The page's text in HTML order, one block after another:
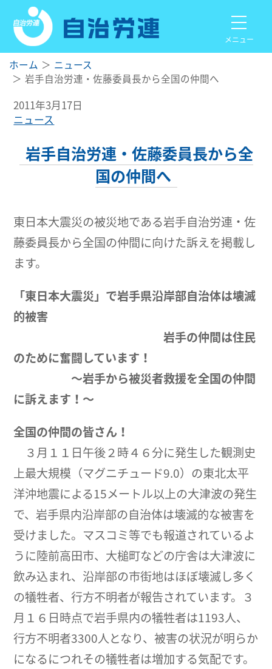
メニュー
ホーム
ニュース
岩手自治労連・佐藤委員長から全国の仲間へ
2011年3月17日
ニュース
岩手自治労連・佐藤委員長から全
国の仲間へ
東日本大震災の被災地である岩手自治労連・佐
藤委員長から全国の仲間に向けた訴えを掲載し
ます。
「東日本大震災」で岩手県沿岸部自治体は壊滅
的被害
岩手の仲間は住民
のために奮闘しています！
～岩手から被災者救援を全国の仲間
に訴えます！～
全国の仲間の皆さん！
３月１１日午後２時４６分に発生した観測史
上最大規模（マグニチュード9.0）の東北太平
洋沖地震による15メートル以上の大津波の発生
で、岩手県内沿岸部の自治体は壊滅的な被害を
受けました。マスコミ等でも報道されているよ
うに陸前高田市、大槌町などの庁舎は大津波に
飲み込まれ、沿岸部の市街地はほぼ壊滅し多く
の犠牲者、行方不明者が報告されています。３
月１６日時点で岩手県内の犠牲者は1193人、
行方不明者3300人となり、被害の状況が明らか
になるにつれその犠牲者は増加する気配です。